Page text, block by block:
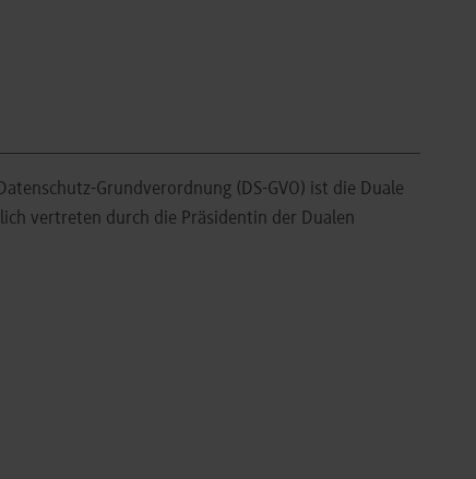
Grundverordnung (DS-GVO) ist die Duale
vertreten durch die Präsidentin der Dualen